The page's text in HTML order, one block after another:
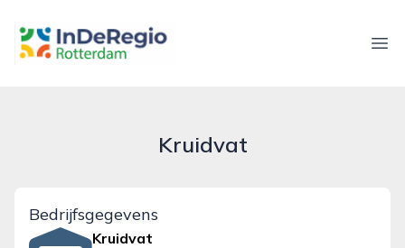
inderegiorotterdam.nl
Kruidvat
Bedrijfsgegevens
Kruidvat